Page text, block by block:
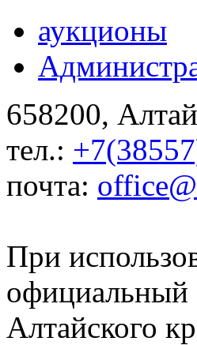
аукционы
658200,
тел.:
почта:
При
официальный
Алтайского